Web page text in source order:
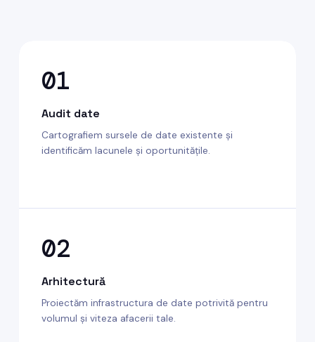
01
Audit date
Cartografiem sursele de date existente și
identificăm lacunele și oportunitățile.
02
Arhitectură
Proiectăm infrastructura de date potrivită pentru
volumul și viteza afacerii tale.